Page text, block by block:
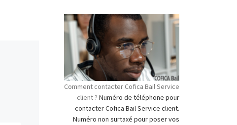
Comment contacter Cofica Bail Service
client ? Numéro de téléphone pour
contacter Cofica Bail Service client.
Numéro non surtaxé pour poser vos